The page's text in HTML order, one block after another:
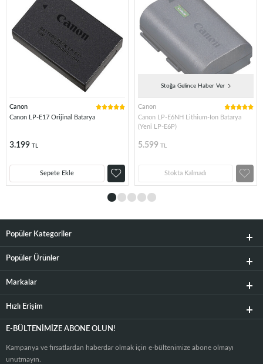
Canon
Canon LP-E17 Orijinal Batarya
3.199 TL
Sepete Ekle
Stoğa Gelince Haber Ver
Canon
Canon LP-E6NH Lithium-Ion Batarya
(Yeni LP-E6P)
5.599 TL
Stokta Kalmadı
Popüler Kategoriler
Popüler Ürünler
Markalar
Hızlı Erişim
E-BÜLTENIMIZE ABONE OLUN!
Kampanya ve fırsatlardan haberdar olmak için e-bültenimize abone olmayı
unutmayın.